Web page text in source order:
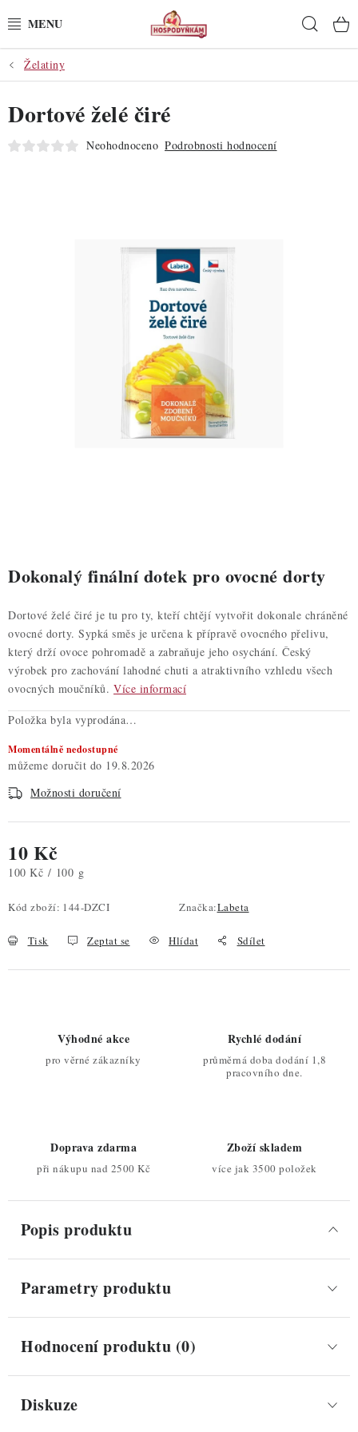
na
POTŘEBY
POMŮCKY
SUROVINY
DÁRKOVÉ POUKAZY
TÉMATICKÉ PRODUKTY
ZNAČKY
Nepřevzetí zásilky na dobírku
Obchodní podmínky
Hodnocení obchodu
Blog
Moje objednávka
Podmínky ochrany osobních údajů
Želatiny
Dokonalý finální dotek pro ovocné dorty
Dortové želé čiré je tu pro ty, kteří chtějí vytvořit dokonale chráněné
ovocné dorty. Sypká směs je určena k přípravě ovocného přelivu,
který drží ovoce pohromadě a zabraňuje jeho osychání. Český
výrobek pro zachování lahodné chuti a atraktivního vzhledu všech
ovocných moučníků. Více informací
Položka byla vyprodána…
Momentálně nedostupné
19.8.2026
Možnosti doručení
10 Kč
Měrná cena:
100 Kč / 100 g
Kód zboží: 144-DZCI Značka:Labeta
Tisk Zeptat se Hlídat Sdílet
Dortové želé čiré
Neohodnoceno Podrobnosti hodnocení
Výhodné akce
pro věrné zákazníky
Rychlé dodání
průměrná doba dodání 1,8
pracovního dne.
Doprava zdarma
při nákupu nad 2500 Kč
Zboží skladem
více jak 3500 položek
Popis produktu
Parametry produktu
Hodnocení produktu (0)
Diskuze